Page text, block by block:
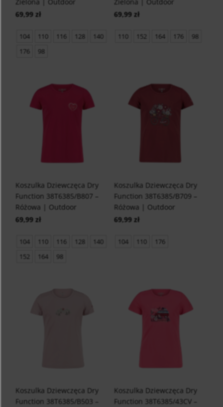
69,99 zł
104 110 116 128
140
176
98
69,99 zł
110 152 164 176 98
Koszulka Dziewczęca Dry
Function 38T6385/B807 –
Różowa | Outdoor
69,99 zł
104 110 116 128
140
152
164 98
Koszulka Dziewczęca Dry
Function 38T6385/B709 –
Różowa | Outdoor
69,99 zł
104 110 176
Koszulka Dziewczęca Dry
Function 38T6385/B503 –
Koszulka Dziewczęca Dry
Function 38T6385/43CV –